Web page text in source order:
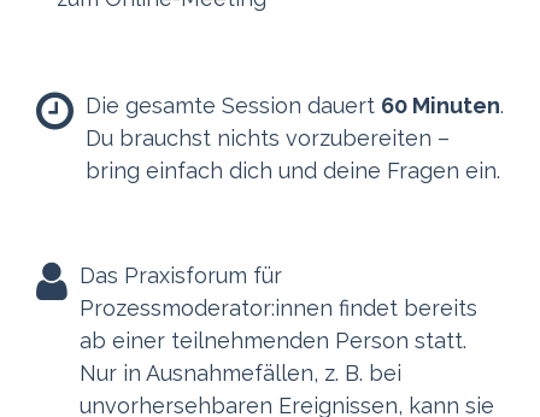
Die gesamte Session dauert 60 Minuten.
Du brauchst nichts vorzubereiten –
bring einfach dich und deine Fragen ein.
Das Praxisforum für
Prozessmoderator:innen findet bereits
ab einer teilnehmenden Person statt.
Nur in Ausnahmefällen, z. B. bei
unvorhersehbaren Ereignissen, kann sie